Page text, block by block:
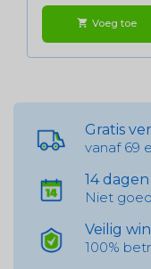
shopping_cart Voeg toe
Gratis
vanaf 69
14
Niet
Veilig
100%